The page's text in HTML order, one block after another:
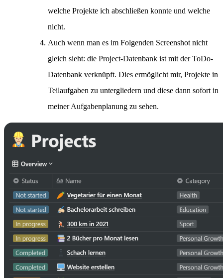
welche Projekte ich abschließen konnte und welche
nicht.
Auch wenn man es im Folgenden Screenshot nicht
gleich sieht: die Project-Datenbank ist mit der ToDo-
Datenbank verknüpft. Dies ermöglicht mir, Projekte in
Teilaufgaben zu untergliedern und diese dann sofort in
meiner Aufgabenplanung zu sehen.